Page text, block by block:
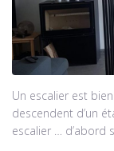
Un escalier est
descendent d’un
escalier … d’abord